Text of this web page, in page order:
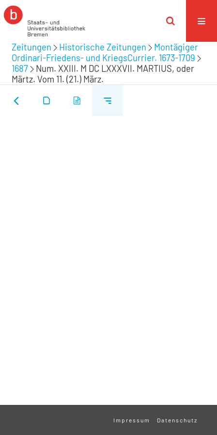
Zeitungen Historische Zeitungen
Montägiger
Ordinari-Friedens- und KriegsCurrier. 1673-1709
1687
Num. XXIII. M DC LXXXVII. MARTIUS, oder
Märtz. Vom 11. (21.) März.
Impressum Datenschutz